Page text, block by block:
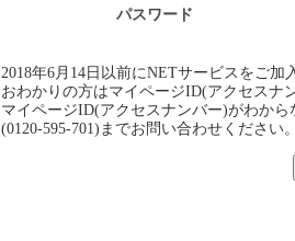
パスワード
2018年6月14日以前にNETサービスをご
おわかりの方はマイページID(アクセスナ
マイページID(アクセスナンバー)がわか
(0120-595-701)までお問い合わせください。